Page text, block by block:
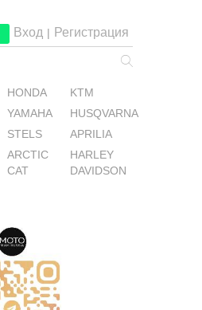
Вход | Регистрация
HONDA
KTM
YAMAHA
HUSQVARNA
STELS
APRILIA
ARCTIC
CAT
HARLEY
DAVIDSON